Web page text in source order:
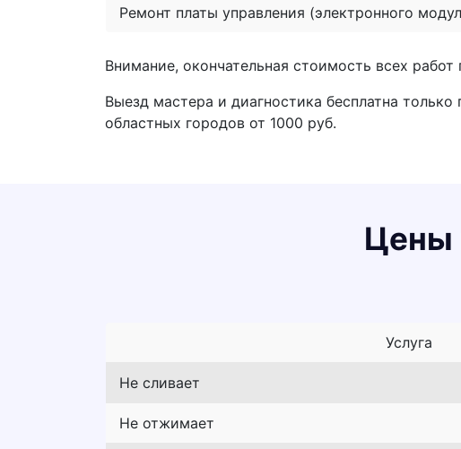
Ремонт платы управления (электронного
Внимание, окончательная стоимость всех
Выезд мастера и диагностика бесплатна
областных городов от 1000 руб.
Цены
Услуга
Не сливает
Не отжимает